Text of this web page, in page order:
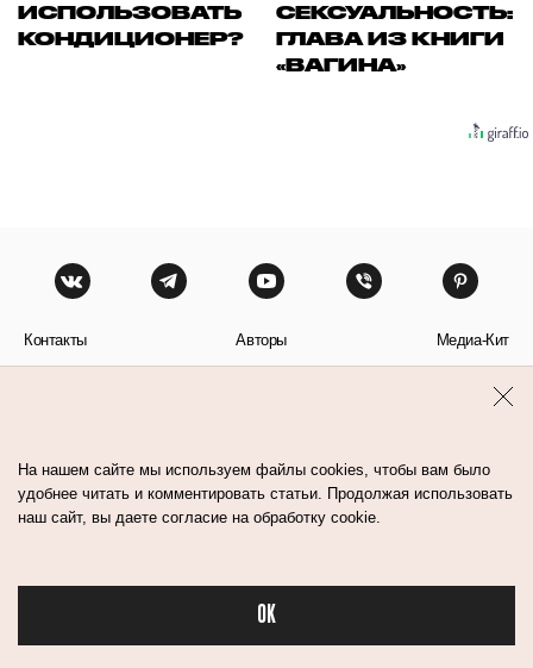
Бьюти в спорте
ИСПОЛЬЗОВАТЬ
КОНДИЦИОНЕР?
СЕКСУАЛЬНОСТЬ:
ГЛАВА ИЗ КНИГИ
«ВАГИНА»
Контакты Авторы Медиа-Кит
На нашем сайте мы используем файлы cookies, чтобы вам было
удобнее читать и комментировать статьи. Продолжая использовать
наш сайт, вы даете согласие на обработку cookie.
OK